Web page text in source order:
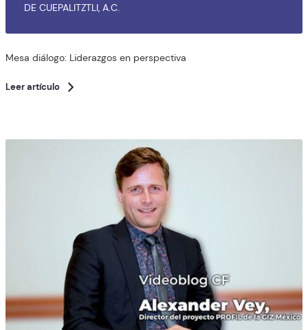
DE CUEPALITZTLI, A.C.
Mesa diálogo: Liderazgos en perspectiva
Leer artículo